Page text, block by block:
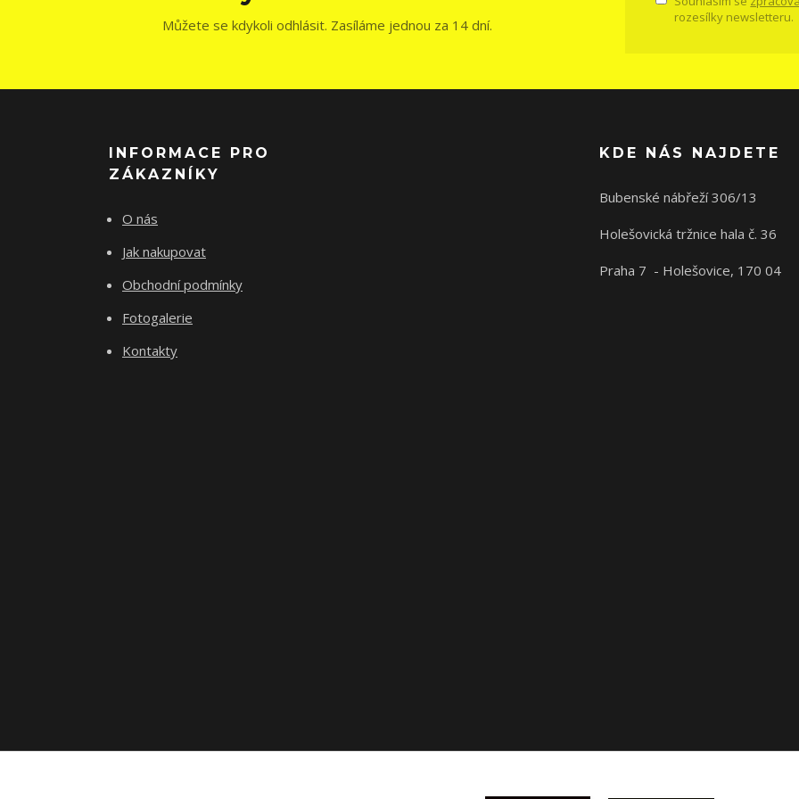
Můžete se kdykoli odhlásit. Zasíláme jednou za 14 dní.
rozesílky newsletteru.
INFORMACE PRO
ZÁKAZNÍKY
O nás
Jak nakupovat
Obchodní podmínky
Fotogalerie
Kontakty
KDE NÁS NAJDETE
Bubenské nábřeží 306/13
Holešovická tržnice hala č. 36
Praha 7 - Holešovice, 170 04